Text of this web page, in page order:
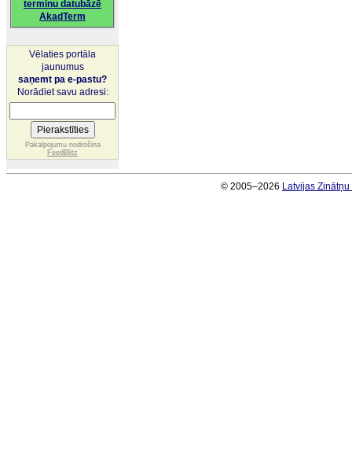
terminu datubāzē
AkadTerm
Vēlaties portāla
jaunumus
saņemt pa e-pastu?
Norādiet savu adresi:
Pakalpojumu nodrošina
FeedBlitz
© 2005–2026 Latvijas